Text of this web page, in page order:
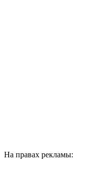
На правах рекламы: